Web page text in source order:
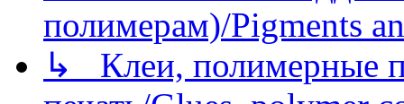
полимерам)/Pigments
↳ Клеи, полимерные